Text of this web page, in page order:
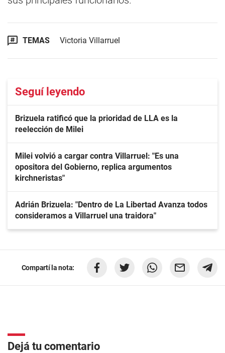
TEMAS Victoria Villarruel
Seguí leyendo
Brizuela ratificó que la prioridad de LLA es la
reelección de Milei
Milei volvió a cargar contra Villarruel: "Es una
opositora del Gobierno, replica argumentos
kirchneristas"
Adrián Brizuela: "Dentro de La Libertad Avanza todos
consideramos a Villarruel una traidora"
Compartí la nota:
Dejá tu comentario